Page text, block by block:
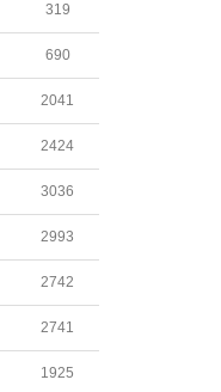
319
690
2041
2424
3036
2993
2742
2741
1925